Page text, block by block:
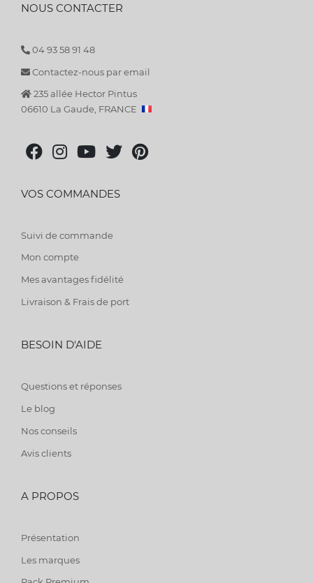
NOUS CONTACTER
04 93 58 91 48
Contactez-nous par email
235 allée Hector Pintus
06610 La Gaude, FRANCE
VOS COMMANDES
Suivi de commande
Mon compte
Mes avantages fidélité
Livraison & Frais de port
BESOIN D'AIDE
Questions et réponses
Le blog
Nos conseils
Avis clients
A PROPOS
Présentation
Les marques